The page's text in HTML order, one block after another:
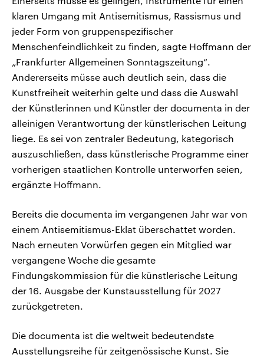
klaren Umgang mit Antisemitismus, Rassismus und
jeder Form von gruppenspezifischer
Menschenfeindlichkeit zu finden, sagte Hoffmann der
„Frankfurter Allgemeinen Sonntagszeitung“.
Andererseits müsse auch deutlich sein, dass die
Kunstfreiheit weiterhin gelte und dass die Auswahl
der Künstlerinnen und Künstler der documenta in der
alleinigen Verantwortung der künstlerischen Leitung
liege. Es sei von zentraler Bedeutung, kategorisch
auszuschließen, dass künstlerische Programme einer
vorherigen staatlichen Kontrolle unterworfen seien,
ergänzte Hoffmann.
Bereits die documenta im vergangenen Jahr war von
einem Antisemitismus-Eklat überschattet worden.
Nach erneuten Vorwürfen gegen ein Mitglied war
vergangene Woche die gesamte
Findungskommission für die künstlerische Leitung
der 16. Ausgabe der Kunstausstellung für 2027
zurückgetreten.
Die documenta ist die weltweit bedeutendste
Ausstellungsreihe für zeitgenössische Kunst. Sie